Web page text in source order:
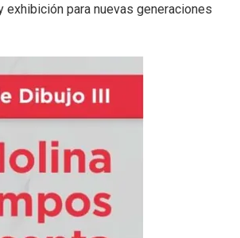
para nuevas generaciones